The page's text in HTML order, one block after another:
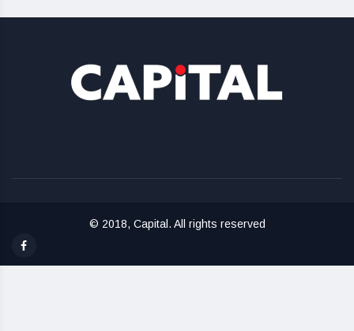
© 2018, Capital. All rights reserved